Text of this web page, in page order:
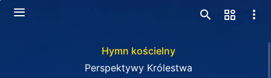
Hymn kościelny
Perspektywy Królestwa